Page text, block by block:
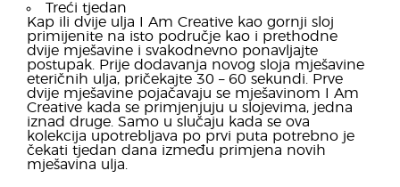
Treći tjedan
Kap ili dvije ulja I Am Creative kao gornji sloj
primijenite na isto područje kao i prethodne
dvije mješavine i svakodnevno ponavljajte
postupak. Prije dodavanja novog sloja mješavine
eteričnih ulja, pričekajte 30 – 60 sekundi. Prve
dvije mješavine pojačavaju se mješavinom I Am
Creative kada se primjenjuju u slojevima, jedna
iznad druge. Samo u slučaju kada se ova
kolekcija upotrebljava po prvi puta potrebno je
čekati tjedan dana između primjena novih
mješavina ulja.